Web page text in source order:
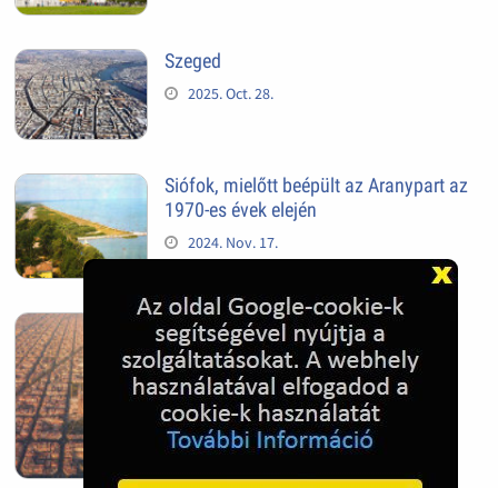
Szeged
2025. Oct. 28.
Siófok, mielőtt beépült az Aranypart az
1970-es évek elején
2024. Nov. 17.
Barcelona, Spanyolország
2022. Dec. 04.